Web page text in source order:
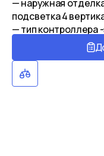
— наружная
подсветка 4
— тип контроллера